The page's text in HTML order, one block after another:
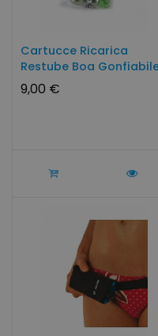
Cartucce Ricarica
Restube Boa
Sicurezza
9,00 €